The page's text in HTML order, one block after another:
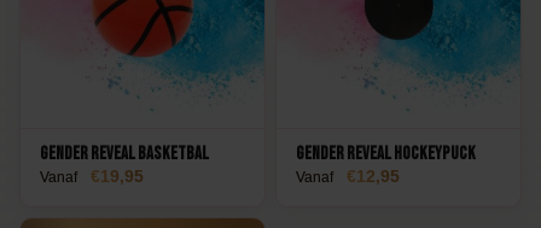
Gender Reveal Basketbal
Vanaf 19,95
Gender Reveal Hockeypuck
Vanaf 12,95